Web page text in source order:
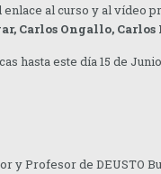
enlace al curso y al vídeo
Carlos Ongallo,
hasta este día 15 de
y Profesor de DEUSTO